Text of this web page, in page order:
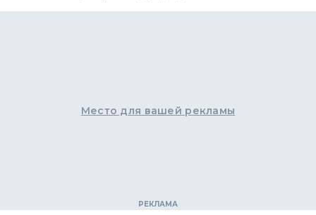
Место для вашей рекламы